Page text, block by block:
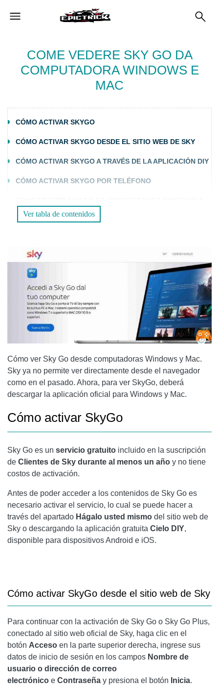
COME VEDERE SKY GO DA
COMPUTADORA WINDOWS E
MAC
CÓMO ACTIVAR SKYGO
CÓMO ACTIVAR SKYGO DESDE EL SITIO WEB DE SKY
CÓMO ACTIVAR SKYGO A TRAVÉS DE LA APLICACIÓN DIY
CÓMO ACTIVAR SKYGO POR TELÉFONO
MAC
Ver tabla de contenidos
Cómo ver Sky Go desde computadoras Windows y Mac.
Sky ya no permite ver directamente desde el navegador
como en el pasado. Ahora, para ver SkyGo, deberá
descargar la aplicación oficial para Windows y Mac.
Cómo activar SkyGo
Sky Go es un servicio gratuito incluido en la suscripción
de Clientes de Sky durante al menos un año y no tiene
costos de activación.
Antes de poder acceder a los contenidos de Sky Go es
necesario activar el servicio, lo cual se puede hacer a
través del apartado Hágalo usted mismo del sitio web de
Sky o descargando la aplicación gratuita Cielo DIY,
disponible para dispositivos Android e iOS.
Cómo activar SkyGo desde el sitio web de Sky
Para continuar con la activación de Sky Go o Sky Go Plus,
conectado al sitio web oficial de Sky, haga clic en el
botón Acceso en la parte superior derecha, ingrese sus
datos de inicio de sesión en los campos Nombre de
usuario o dirección de correo
electrónico e Contraseña y presiona el botón Inicia.